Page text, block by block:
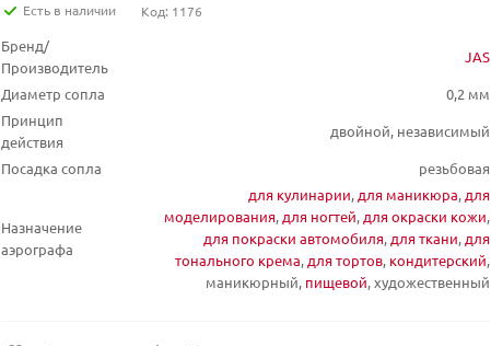
Есть в наличии Код: 1176
Бренд/
Производитель
JAS
Диаметр сопла
0,2 мм
Принцип
действия
двойной, независимый
Посадка сопла
резьбовая
Назначение
аэрографа
для кулинарии, для маникюра, для
моделирования, для ногтей, для окраски кожи,
для покраски автомобиля, для ткани, для
тонального крема, для тортов, кондитерский,
маникюрный, пищевой, художественный